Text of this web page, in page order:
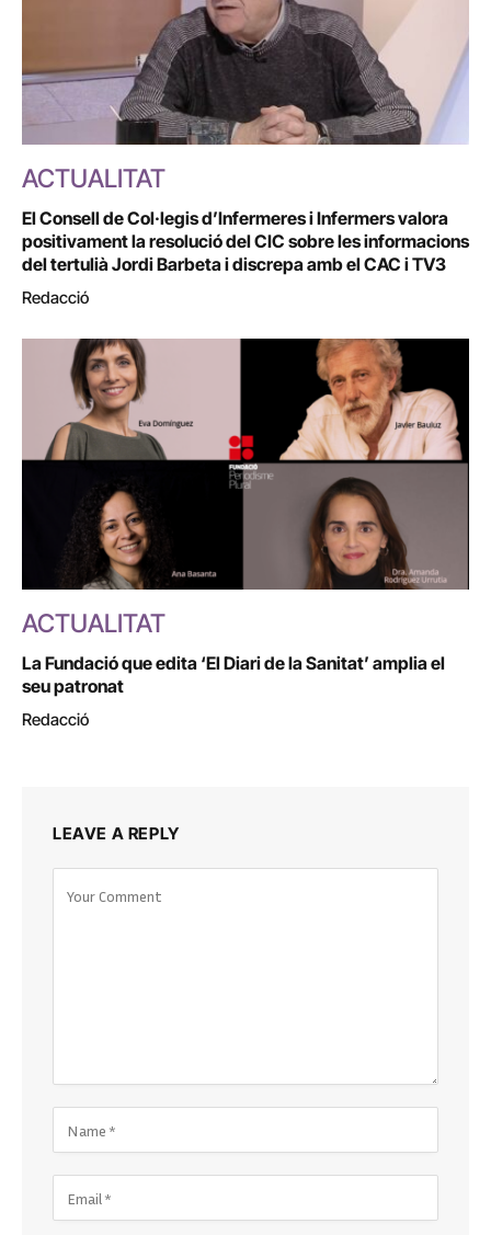
ACTUALITAT
El Consell de Col·legis d’Infermeres i Infermers valora
positivament la resolució del CIC sobre les informacions
del tertulià Jordi Barbeta i discrepa amb el CAC i TV3
Redacció
ACTUALITAT
La Fundació que edita ‘El Diari de la Sanitat’ amplia el
seu patronat
Redacció
LEAVE A REPLY